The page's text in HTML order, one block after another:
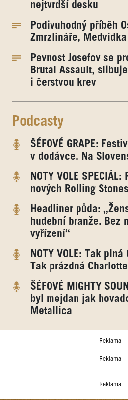
nejtvrdší desku
Podivuhodný příběh
Zmrzlináře,
Pevnost Josefov se
Brutal Assault,
i čerstvou krev
Podcasty
ŠÉFOVÉ GRAPE:
v dodávce. Na
NOTY VOLE
nových Rolling Stones
Headliner půda:
hudební branže. Bez
vyřízení“
NOTY VOLE: Tak
Tak prázdná
ŠÉFOVÉ MIGHTY
byl mejdan jak
Metallica
Reklama
Reklama
Reklama